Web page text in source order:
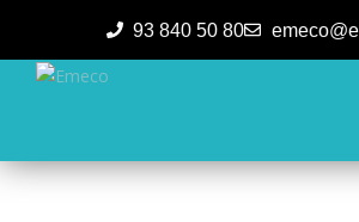
93 840 50 80